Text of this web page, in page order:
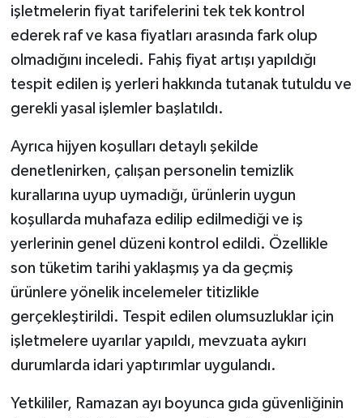
işletmelerin fiyat tarifelerini tek tek kontrol
ederek raf ve kasa fiyatları arasında fark olup
olmadığını inceledi. Fahiş fiyat artışı yapıldığı
tespit edilen iş yerleri hakkında tutanak tutuldu ve
gerekli yasal işlemler başlatıldı.
Ayrıca hijyen koşulları detaylı şekilde
denetlenirken, çalışan personelin temizlik
kurallarına uyup uymadığı, ürünlerin uygun
koşullarda muhafaza edilip edilmediği ve iş
yerlerinin genel düzeni kontrol edildi. Özellikle
son tüketim tarihi yaklaşmış ya da geçmiş
ürünlere yönelik incelemeler titizlikle
gerçekleştirildi. Tespit edilen olumsuzluklar için
işletmelere uyarılar yapıldı, mevzuata aykırı
durumlarda idari yaptırımlar uygulandı.
Yetkililer, Ramazan ayı boyunca gıda güvenliğinin